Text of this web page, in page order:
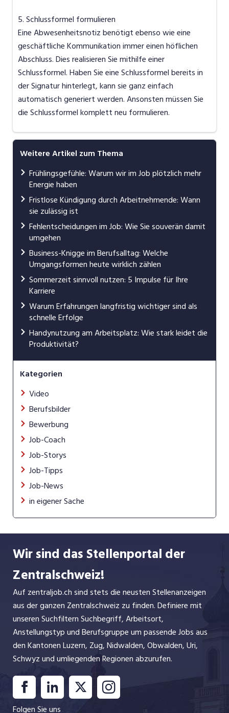
5. Schlussformel formulieren
Eine Abwesenheitsnotiz benötigt ebenso wie eine
geschäftliche Kommunikation immer einen höflichen
Abschluss. Dies realisieren Sie mithilfe einer
Schlussformel. Haben Sie eine Schlussformel bereits in
der Signatur hinterlegt, kann sie ganz einfach
automatisch generiert werden. Ansonsten müssen Sie
die Schlussformel komplett neu formulieren.
Weitere Artikel zum Thema
Frühlingsgefühle: Warum wir im Job plötzlich mehr
Energie haben
Fristlose Kündigung durch Arbeitnehmende: Wann
sie zulässig ist
Fehlentscheidungen im Job: Wie Sie souverän damit
umgehen
Business-Knigge im Berufsalltag: Welche
Umgangsformen heute wirklich zählen
Sommerzeit sinnvoll nutzen: 5 Impulse für Ihre
Karriere
Warum Erfahrungen langfristig wichtiger sind als
schnelle Erfolge
Handynutzung am Arbeitsplatz: Wie stark leidet die
Produktivität?
Kategorien
Video
Berufsbilder
Bewerbung
Job-Coach
Job-Storys
Job-Tipps
Job-News
in eigener Sache
Wir sind das Stellenportal der
Zentralschweiz!
Auf zentraljob.ch sind stets die neusten Stellenanzeigen
aus der ganzen Zentralschweiz zu finden. Definiere mit
unseren Suchfiltern Suchbegriff, Arbeitsort,
Anstellungstyp und Berufsgruppe um passende Jobs aus
den Kantonen Luzern, Zug, Nidwalden, Obwalden, Uri,
Schwyz und umliegenden Regionen abzurufen.
Folgen Sie uns